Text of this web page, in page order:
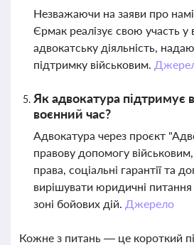
Незважаючи на заяви про
Єрмак реалізує свою участь у
адвокатську діяльність,
підтримку військовим.
Як адвокатура підтримує
воєнний час?
Адвокатура через проєкт
правову допомогу
права, соціальні гарантії та
вирішувати юридичні
зоні бойових дій. Джерело
Кожне з питань — це короткий